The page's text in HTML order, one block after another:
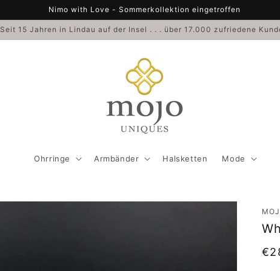
Nimo with Love - Sommerkollektion eingetroffen
Seit 15 Jahren in Lindau auf der Insel . . . über 17.000 zufriedene
Ohrringe Armbänder Halsketten Mode